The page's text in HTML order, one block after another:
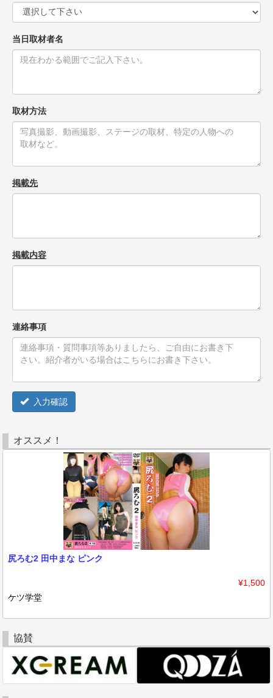
当日取材者名
取材方法
掲載先
掲載内容
連絡事項
入力確認
オススメ！
尻ろむ2 田中まな ピンク
¥1,500
ケツ学堂
協賛